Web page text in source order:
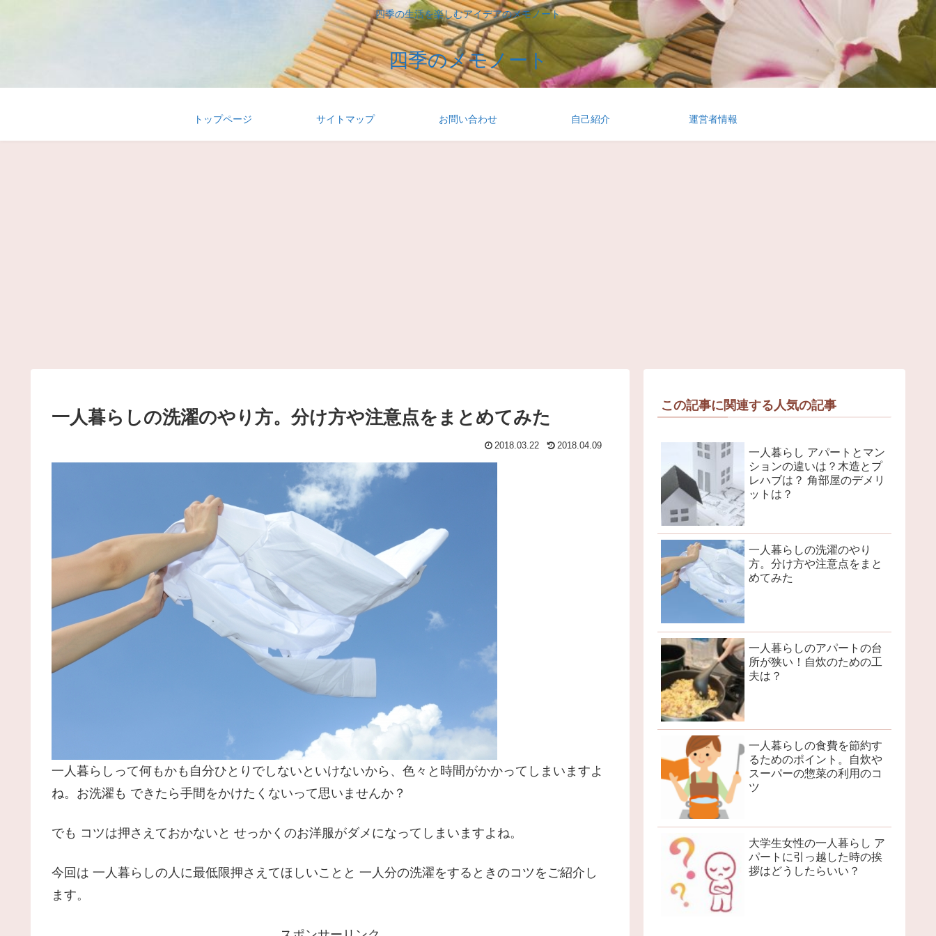
四季の生活を楽しむアイデアのメモノート
四季のメモノート
トップページ サイトマップ お問い合わせ 自己紹介 運営者情報
一人暮らしの洗濯のやり方。分け方や注意点をまとめてみた
2018.03.22 2018.04.09
一人暮らしって何もかも自分ひとりでしないといけないから、色々と時間がかかってしまいますよ
ね。お洗濯も できたら手間をかけたくないって思いませんか？
でも コツは押さえておかないと せっかくのお洋服がダメになってしまいますよね。
今回は 一人暮らしの人に最低限押さえてほしいことと 一人分の洗濯をするときのコツをご紹介し
ます。
この記事に関連する人気の記事
一人暮らし アパートとマン
ションの違いは？木造とプ
レハブは？ 角部屋のデメリ
ットは？
一人暮らしの洗濯のやり
方。分け方や注意点をまと
めてみた
一人暮らしのアパートの台
所が狭い！自炊のための工
夫は？
一人暮らしの食費を節約す
るためのポイント。自炊や
スーパーの惣菜の利用のコ
ツ
大学生女性の一人暮らし ア
パートに引っ越した時の挨
拶はどうしたらいい？